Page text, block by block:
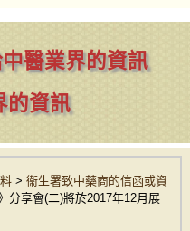
醫業界的資訊
的資訊
> 衞生署致中藥商的信函或資
分享會(二)將於2017年12月展